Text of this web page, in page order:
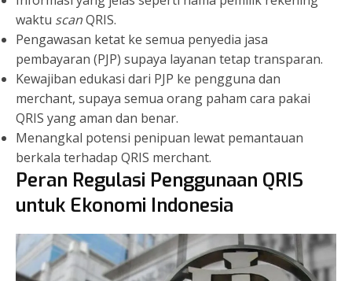
waktu scanQRIS.
Pengawasan ketat ke semua penyedia jasa
pembayaran (PJP) supaya layanan tetap transparan.
Kewajiban edukasi dari PJP ke pengguna dan
merchant, supaya semua orang paham cara pakai
QRIS yang aman dan benar.
Menangkal potensi penipuan lewat pemantauan
berkala terhadap QRIS merchant.
Peran Regulasi Penggunaan QRIS
untuk Ekonomi Indonesia